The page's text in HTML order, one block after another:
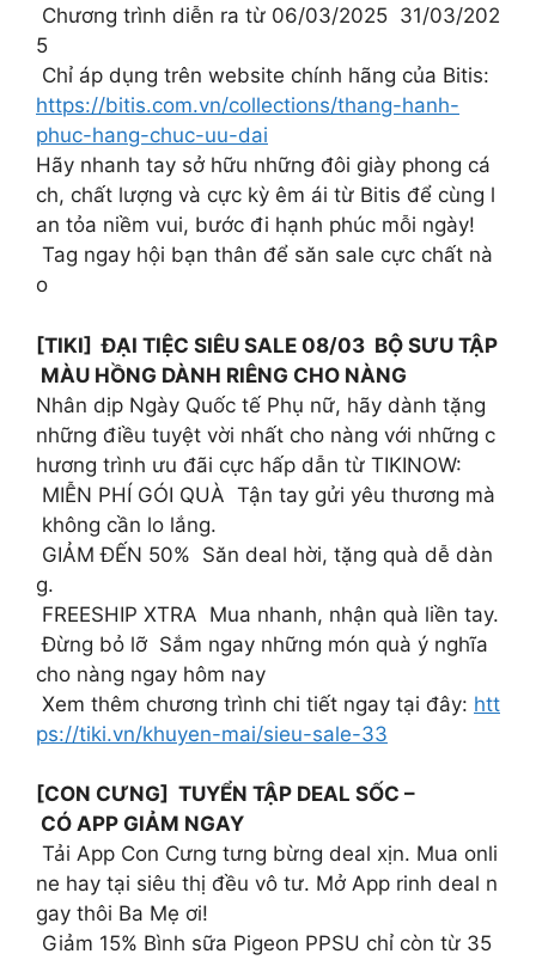
Chương trình diễn ra từ 06/03/2025 31/03/202
5
Chỉ áp dụng trên website chính hãng của Bitis:
https://bitis.com.vn/collections/thang-hanh-
phuc-hang-chuc-uu-dai
Hãy nhanh tay sở hữu những đôi giày phong cá
ch, chất lượng và cực kỳ êm ái từ Bitis để cùng l
an tỏa niềm vui, bước đi hạnh phúc mỗi ngày!
Tag ngay hội bạn thân để săn sale cực chất nà
o
[TIKI] ĐẠI TIỆC SIÊU SALE 08/03 BỘ SƯU TẬP
MÀU HỒNG DÀNH RIÊNG CHO NÀNG
Nhân dịp Ngày Quốc tế Phụ nữ, hãy dành tặng
những điều tuyệt vời nhất cho nàng với những c
hương trình ưu đãi cực hấp dẫn từ TIKINOW:
MIỄN PHÍ GÓI QUÀ Tận tay gửi yêu thương mà
không cần lo lắng.
GIẢM ĐẾN 50% Săn deal hời, tặng quà dễ dàn
g.
FREESHIP XTRA Mua nhanh, nhận quà liền tay.
Đừng bỏ lỡ Sắm ngay những món quà ý nghĩa
cho nàng ngay hôm nay
Xem thêm chương trình chi tiết ngay tại đây: htt
ps://tiki.vn/khuyen-mai/sieu-sale-33
[CON CƯNG] TUYỂN TẬP DEAL SỐC –
CÓ APP GIẢM NGAY
Tải App Con Cưng tưng bừng deal xịn. Mua onli
ne hay tại siêu thị đều vô tư. Mở App rinh deal n
gay thôi Ba Mẹ ơi!
Giảm 15% Bình sữa Pigeon PPSU chỉ còn từ 35